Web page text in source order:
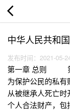
中华人民共和
发布时间：2021-05-
第一章 总则 第
为保护公民的私
从被继承人死亡
个人合法财产